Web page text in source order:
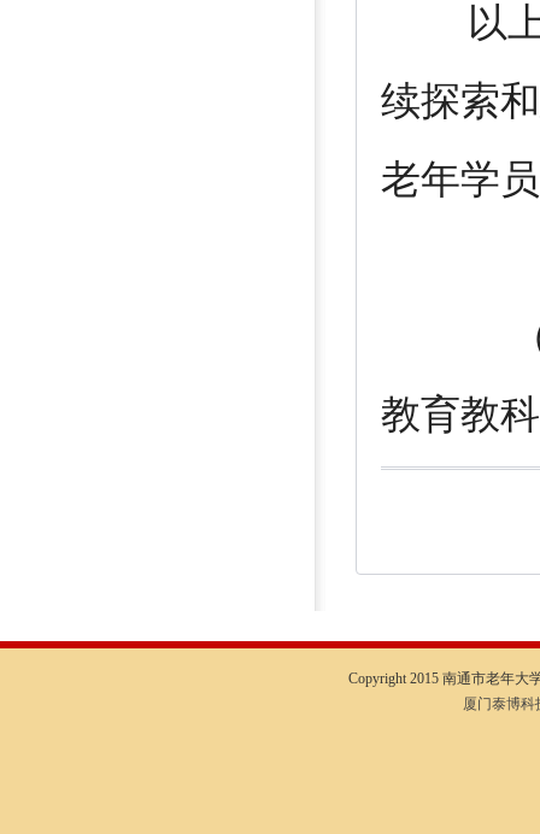
以上
续探索
老年学
（ 网
教育教
Copyright 2015 南通市老年大
厦门泰博